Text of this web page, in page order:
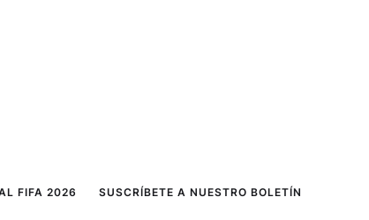
FIFA 2026 SUSCRÍBETE A NUESTRO BOLETÍN